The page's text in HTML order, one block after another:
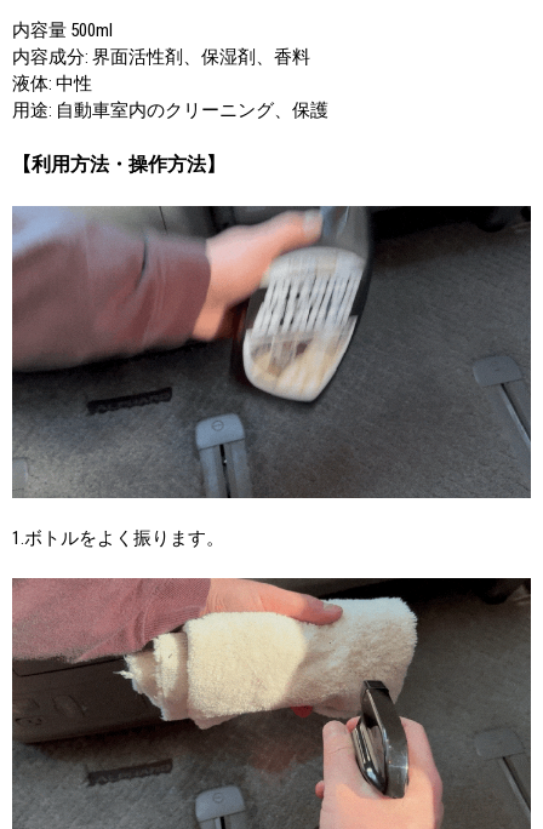
内容量 500ml
内容成分: 界面活性剤、保湿剤、香料
液体: 中性
用途: 自動車室内のクリーニング、保護
【利用方法・操作方法】
1.ボトルをよく振ります。